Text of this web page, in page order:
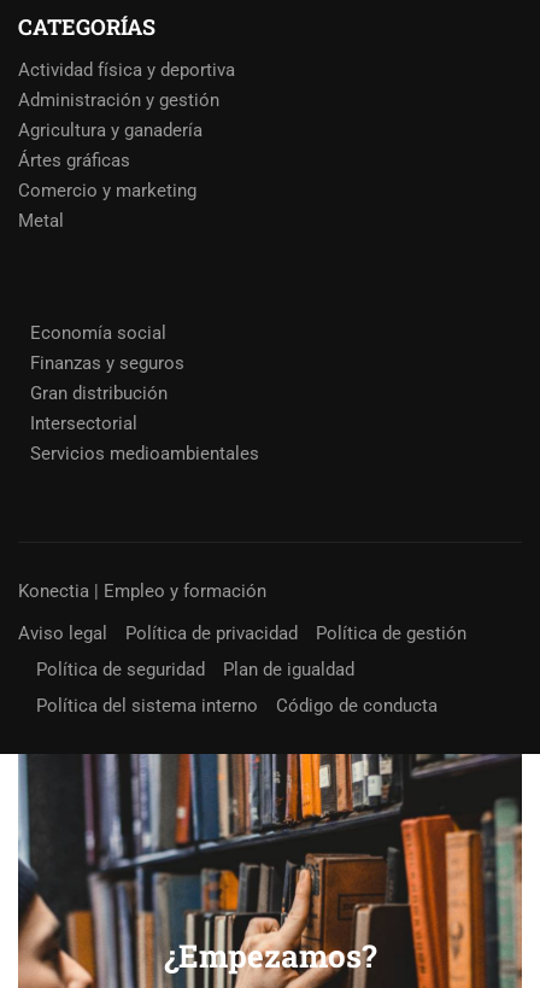
CATEGORÍAS
Actividad física y deportiva
Administración y gestión
Agricultura y ganadería
Ártes gráficas
Comercio y marketing
Metal
Economía social
Finanzas y seguros
Gran distribución
Intersectorial
Servicios medioambientales
Konectia | Empleo y formación
Aviso legal
Política de privacidad
Política de gestión
Política de seguridad
Plan de igualdad
Política del sistema interno
Código de conducta
¿Empezamos?